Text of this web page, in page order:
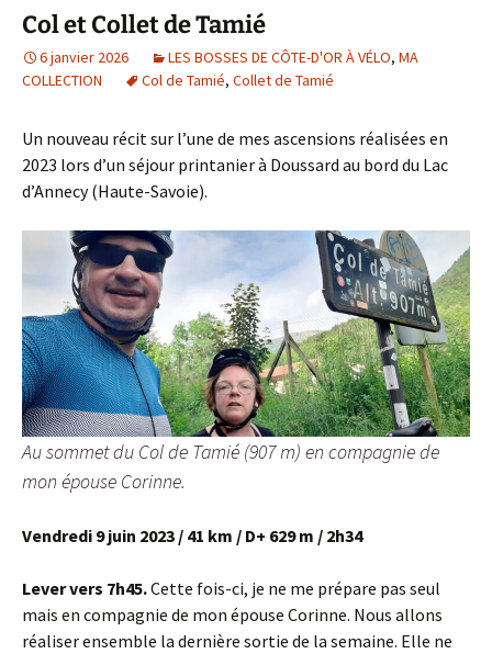
Col et Collet de Tamié
6 janvier 2026 LES BOSSES DE CÔTE-D'OR À VÉLO, MA
COLLECTION
Col de Tamié, Collet de Tamié
Un nouveau récit sur l’une de mes ascensions réalisées en
2023 lors d’un séjour printanier à Doussard au bord du Lac
d’Annecy (Haute-Savoie).
Au sommet du Col de Tamié (907 m) en compagnie de
mon épouse Corinne.
Vendredi 9 juin 2023 / 41 km / D+ 629 m / 2h34
Lever vers 7h45.Cette fois-ci, je ne me prépare pas seul
mais en compagnie de mon épouse Corinne. Nous allons
réaliser ensemble la dernière sortie de la semaine. Elle ne